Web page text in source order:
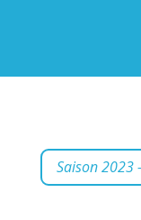
Saison 2023